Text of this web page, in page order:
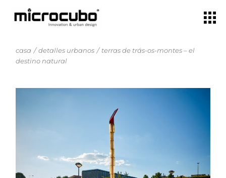
casa detalles urbanos
terras de trás-os-montes – el
destino natural